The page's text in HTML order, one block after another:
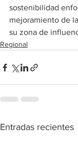
sostenibilidad
mejoramiento de
su zona de
Regional
Entradas recientes